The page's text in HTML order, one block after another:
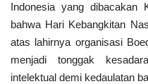
Kabupaten
MBG & KDKMP
Indonesia yang dibacakan
bahwa Hari Kebangkitan
atas lahirnya organisasi
menjadi tonggak
intelektual demi kedaulatan